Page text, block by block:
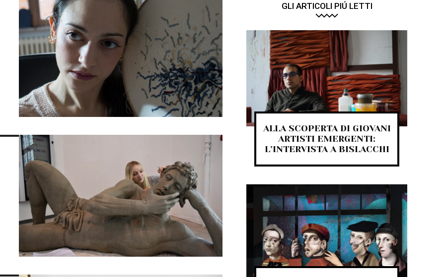
GLI ARTICOLI PIÚ LETTI
ALLA SCOPERTA DI GIOVANI
ARTISTI EMERGENTI:
L’INTERVISTA A BISLACCHI